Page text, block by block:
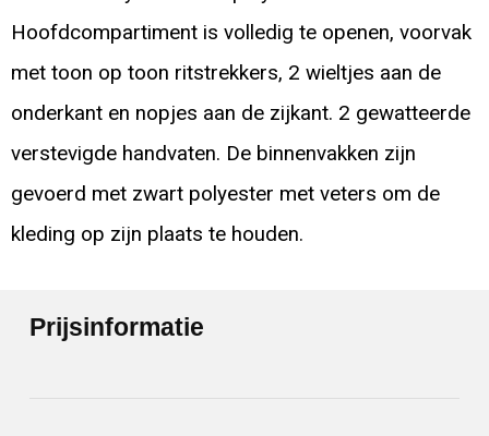
Hoofdcompartiment is volledig te openen, voorvak
met toon op toon ritstrekkers, 2 wieltjes aan de
onderkant en nopjes aan de zijkant. 2 gewatteerde
verstevigde handvaten. De binnenvakken zijn
gevoerd met zwart polyester met veters om de
kleding op zijn plaats te houden.
Prijsinformatie